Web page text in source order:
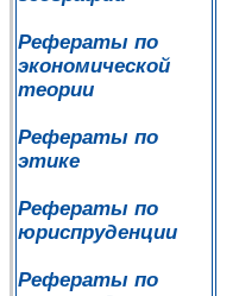
Рефераты по
экономической
теории
Рефераты по
этике
Рефераты по
юриспруденции
Рефераты по